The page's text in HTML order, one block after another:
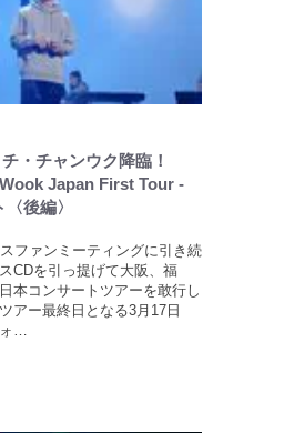
・チャンウク降臨！
Wook Japan First Tour -
後編〉
ファンミーティングに引き続
CDを引っ提げて大阪、福
本コンサートツアーを敢行し
アー最終日となる3月17日
ォ…